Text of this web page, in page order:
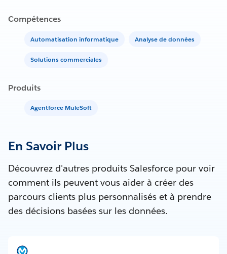
Compétences
Automatisation informatique Analyse de données
Solutions commerciales
Produits
Agentforce MuleSoft
En Savoir Plus
Découvrez d'autres produits Salesforce pour voir
comment ils peuvent vous aider à créer des
parcours clients plus personnalisés et à prendre
des décisions basées sur les données.